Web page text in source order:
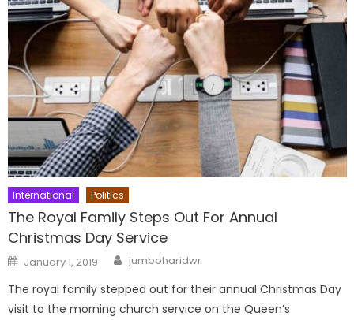
International Politics
The Royal Family Steps Out For Annual
Christmas Day Service
Posted
on
January 1, 2019 Author
jumboharidwr
The royal family stepped out for their annual Christmas Day
visit to the morning church service on the Queen’s